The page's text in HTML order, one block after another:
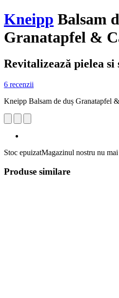
Kneipp Balsam
Granatapfel &
Revitalizează pielea
6 recenzii
Kneipp Balsam de duș Granatapfel
Stoc epuizatMagazinul nostru nu
Produse similare